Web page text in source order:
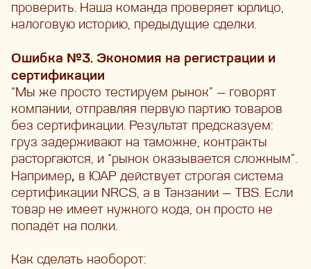
проверить. Наша команда проверяет юрлицо,
налоговую историю, предыдущие сделки.
Ошибка №3. Экономия на регистрации и
сертификации
“Мы же просто тестируем рынок” — говорят
компании, отправляя первую партию товаров
без сертификации. Результат предсказуем:
груз задерживают на таможне, контракты
расторгаются, и “рынок оказывается сложным”.
Например, в ЮАР действует строгая система
сертификации NRCS, а в Танзании — TBS. Если
товар не имеет нужного кода, он просто не
попадёт на полки.
Как сделать наоборот: